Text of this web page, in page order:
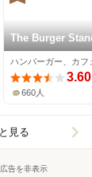
The Burger
N’s
ハンバーガー、カフ
3.60
660人
見る
広告を非表示